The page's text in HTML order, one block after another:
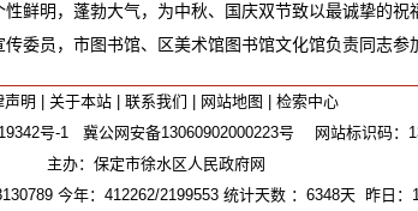
鲜明，蓬勃大气，为中秋、国庆双节致以最诚挚的祝
员，市图书馆、区美术馆图书馆文化馆负责同志参
声明 关于本站 联系我们 网站地图
检索中心
号-1 冀公网安备13060902000223号网站标识码：
主办：保定市徐水区人民政府网
今年：412262/2199553 统计天数 ：6348天 昨日